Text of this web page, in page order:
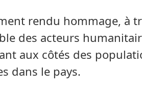
rendu hommage, à
des acteurs
aux côtés des
dans le pays.